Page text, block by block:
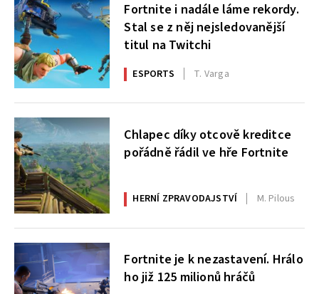
Fortnite i nadále láme rekordy.
Stal se z něj nejsledovanější
titul na Twitchi
ESPORTS T. Varga
Chlapec díky otcově kreditce
pořádně řádil ve hře Fortnite
HERNÍ ZPRAVODAJSTVÍ M. Pilous
Fortnite je k nezastavení. Hrálo
ho již 125 milionů hráčů